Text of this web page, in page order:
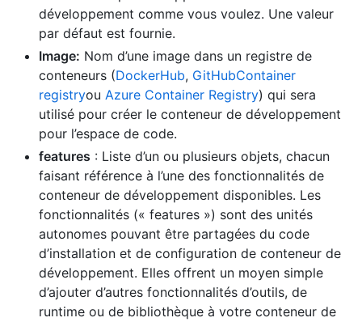
développement comme vous voulez. Une valeur
par défaut est fournie.
Image: Nom d’une image dans un registre de
conteneurs (DockerHub, GitHubContainer
registryou Azure Container Registry) qui sera
utilisé pour créer le conteneur de développement
pour l’espace de code.
features : Liste d’un ou plusieurs objets, chacun
faisant référence à l’une des fonctionnalités de
conteneur de développement disponibles. Les
fonctionnalités (« features ») sont des unités
autonomes pouvant être partagées du code
d’installation et de configuration de conteneur de
développement. Elles offrent un moyen simple
d’ajouter d’autres fonctionnalités d’outils, de
runtime ou de bibliothèque à votre conteneur de